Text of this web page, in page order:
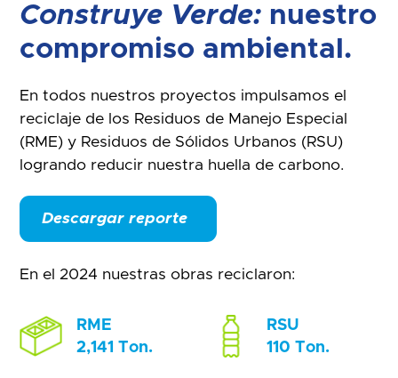
Construye Verde: nuestro
compromiso ambiental.
En todos nuestros proyectos impulsamos el
reciclaje de los Residuos de Manejo Especial
(RME) y Residuos de Sólidos Urbanos (RSU)
logrando reducir nuestra huella de carbono.
Descargar reporte
En el 2024 nuestras obras reciclaron:
RME
2,141 Ton.
RSU
110 Ton.